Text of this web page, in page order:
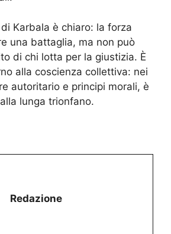
di Karbala è chiaro: la forza
una battaglia, ma non può
di chi lotta per la giustizia. È
alla coscienza collettiva: nei
autoritario e principi morali, è
lunga trionfano.
Redazione